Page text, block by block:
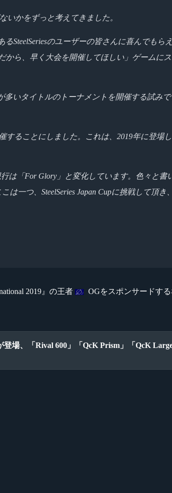
いかをずっと考えてきました。
SteelSeriesのユーザーの皆さんに喜んでもら
ら、早く大会を開催してほしい」ゲームにス
多いタイトルのトーナメントを開催する試み
することにしました。これは、2019年に登場
は「For Glory」と変化しています。色々と書
一つ、SteelSeries Japan Cupに挑戦して頂き
2019』の王者
OGをスポンサードす
登場、「Rival 600」「QcK Prism」「QcK